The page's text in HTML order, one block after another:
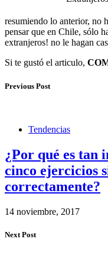
resumiendo lo anterior, no
pensar que en Chile, sólo
extranjeros! no le hagan
Si te gustó el articulo,
Previous Post
Tendencias
¿Por qué es
cinco ejercicios
correctamente?
14 noviembre, 2017
Next Post